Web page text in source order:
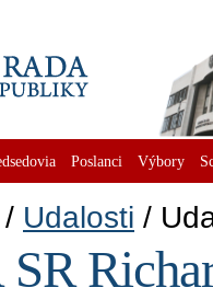
Poslanci Výbory
Udalosti
SR